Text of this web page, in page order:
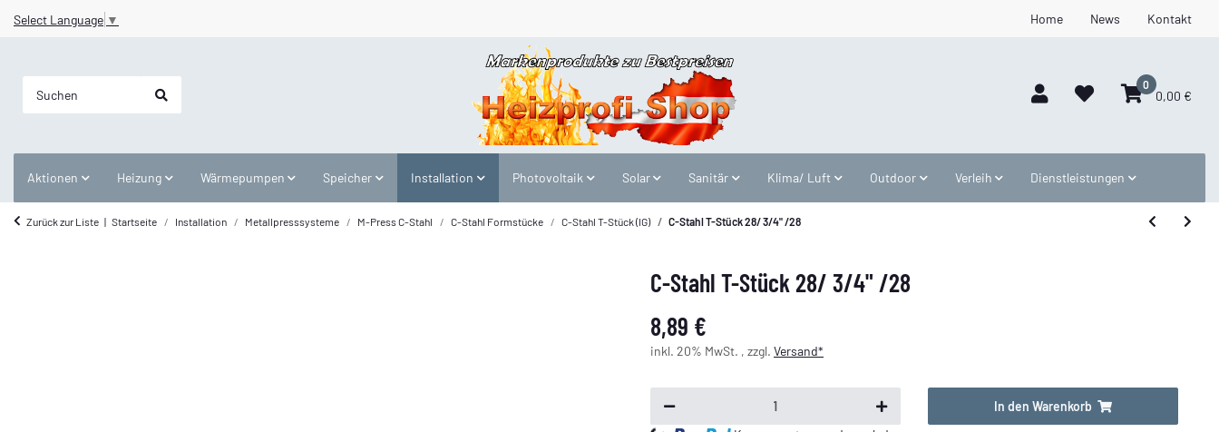
Home News Kontakt
Select Language ▼
0
0,00 €
Aktionen Heizung Wärmepumpen Speicher Installation Photovoltaik Solar Sanitär Klima/ Luft Outdoor Verleih Dienstleistungen
Zurück zur Liste Startseite Installation Metallpresssysteme M-Press C-Stahl C-Stahl Formstücke C-Stahl T-Stück (IG) C-Stahl T-Stück 28/ 3/4" /28
C-Stahl T-Stück 28/ 3/4" /28
8,89 €
inkl. 20% MwSt. , zzgl. Versand*
In den Warenkorb
Loading...